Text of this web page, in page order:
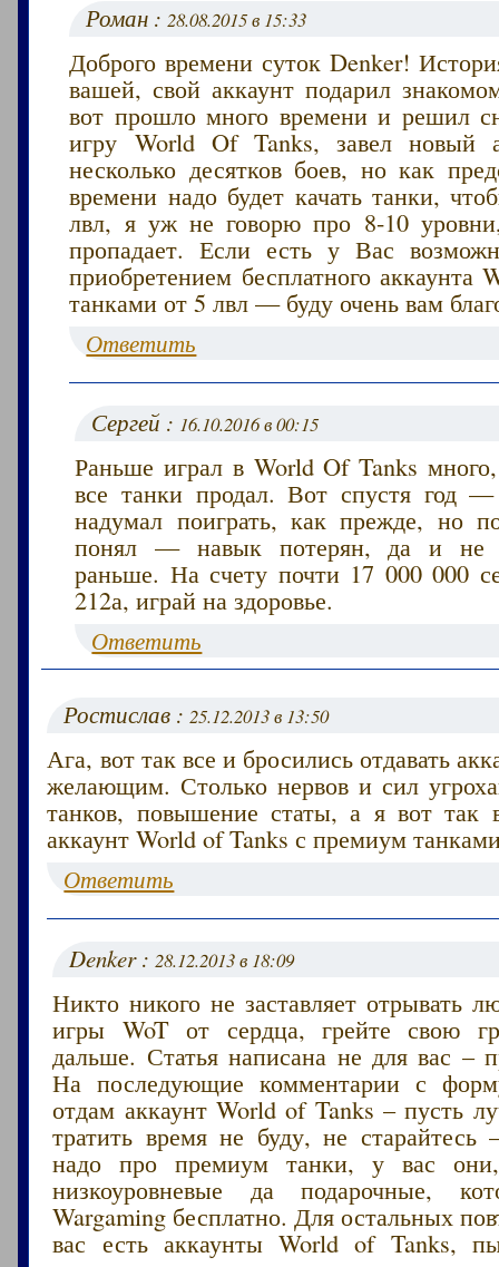
Роман :28.08.2015 в 15:33
Доброго времени суток Denker!
вашей, свой аккаунт подарил
вот прошло много времени и решил
игру World Of Tanks, завел новый
несколько десятков боев, но как
времени надо будет качать танки,
лвл, я уж не говорю про 8-10
пропадает. Если есть у Вас
приобретением бесплатного аккаунта
танками от 5 лвл — буду очень вам
Ответить
Сергей : 16.10.2016 в 00:15
Раньше играл в World Of Tanks
все танки продал. Вот спустя год —
надумал поиграть, как прежде, но
понял — навык потерян, да и не
раньше. На счету почти 17 000 000
212а, играй на здоровье.
Ответить
Ростислав :25.12.2013 в 13:50
Ага, вот так все и бросились отдавать
желающим. Столько нервов и сил
танков, повышение статы, а я вот так
аккаунт World of Tanks с премиум
Ответить
Denker :28.12.2013 в 18:09
Никто никого не заставляет отрывать
игры WoT от сердца, грейте свою
дальше. Статья написана не для вас –
На последующие комментарии с
отдам аккаунт World of Tanks – пусть
тратить время не буду, не
надо про премиум танки, у вас они,
низкоуровневые да подарочные,
Wargaming бесплатно. Для остальных
вас есть аккаунты World of Tanks,